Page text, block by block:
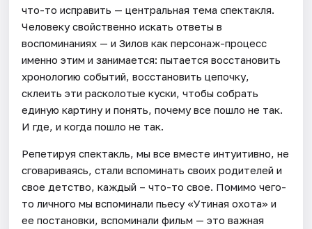
что-то исправить — центральная тема спектакля.
Человеку свойственно искать ответы в
воспоминаниях — и Зилов как персонаж-процесс
именно этим и занимается: пытается восстановить
хронологию событий, восстановить цепочку,
склеить эти расколотые куски, чтобы собрать
единую картину и понять, почему все пошло не так.
И где, и когда пошло не так.
Репетируя спектакль, мы все вместе интуитивно, не
сговариваясь, стали вспоминать своих родителей и
свое детство, каждый – что-то свое. Помимо чего-
то личного мы вспоминали пьесу «Утиная охота» и
ее постановки, вспоминали фильм — это важная